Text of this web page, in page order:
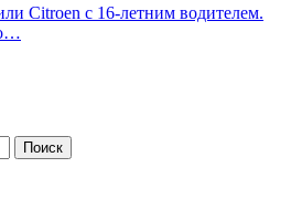
Citroen с 16-летним водителем.